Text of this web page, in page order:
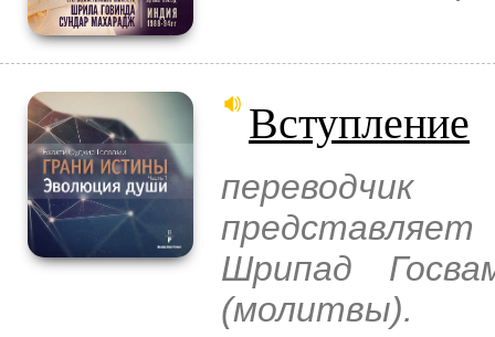
Вступление
Шрипад
(молитвы).